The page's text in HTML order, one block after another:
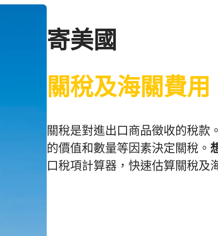
寄美國
關稅及海關費用
關稅是對進出口商品徵收的稅款
的價值和數量等因素決定關稅。
口稅項計算器，快速估算關稅及